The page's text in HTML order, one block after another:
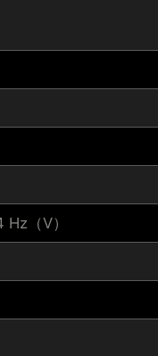
（V）